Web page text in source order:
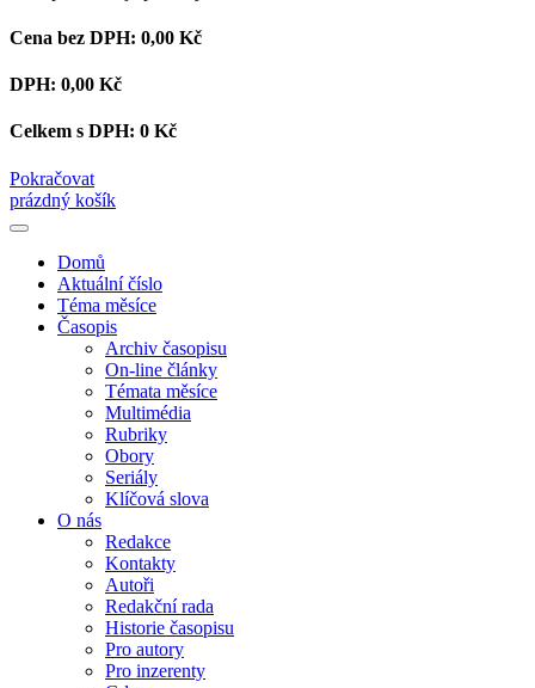
Cena bez DPH: 0,00 Kč
DPH: 0,00 Kč
Celkem s DPH: 0 Kč
Pokračovat
prázdný košík
Domů
Aktuální číslo
Téma měsíce
Časopis
Archiv časopisu
On-line články
Témata měsíce
Multimédia
Rubriky
Obory
Seriály
Klíčová slova
O nás
Redakce
Kontakty
Autoři
Redakční rada
Historie časopisu
Pro autory
Pro inzerenty